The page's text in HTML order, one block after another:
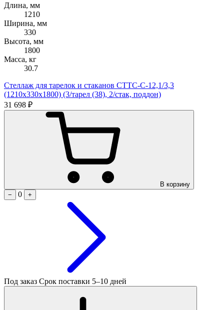
Длина, мм
1210
Ширина, мм
330
Высота, мм
1800
Масса, кг
30.7
Стеллаж для тарелок и стаканов СТТС-С-12,1/3,3
(1210х330х1800) (3/тарел (38), 2/стак, поддон)
31 698 ₽
В корзину
−
0 +
Под заказ Срок поставки 5–10 дней